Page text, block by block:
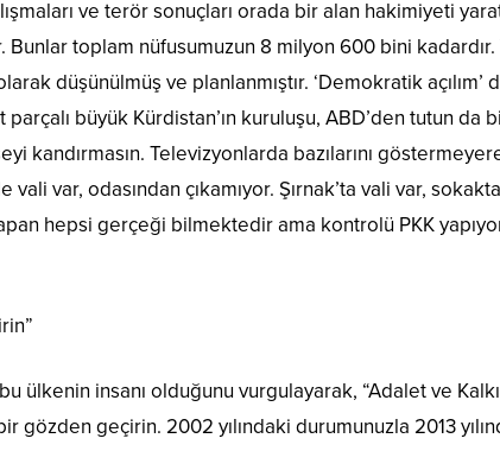
ve terör sonuçları orada bir alan hakimiyeti
Bunlar toplam nüfusumuzun 8 milyon 600 bini
düşünülmüş ve planlanmıştır. ‘Demokratik
büyük Kürdistan’ın kuruluşu, ABD’den tutun
Televizyonlarda bazılarını
vali var, odasından çıkamıyor. Şırnak’ta vali var,
hepsi gerçeği bilmektedir ama kontrolü PKK
ülkenin insanı olduğunu vurgulayarak, “Adalet ve
geçirin. 2002 yılındaki durumunuzla 2013